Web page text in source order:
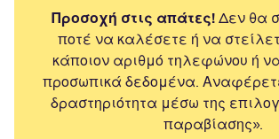
Προσοχή στις απάτες!Δεν θα
ποτέ να καλέσετε ή να
κάποιον αριθμό τηλεφώνου ή
προσωπικά δεδομένα.
δραστηριότητα μέσω της
παραβίασης».